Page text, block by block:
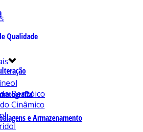
Qualidade
e Armazenamento
Benzóico
Cinâmico